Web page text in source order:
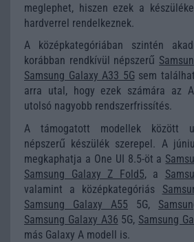
meglephet, hiszen ezek a
hardverrel rendelkeznek.
A középkategóriában szintén
korábban rendkívül népszerű
Samsung Galaxy A33 5G sem
arra utal, hogy ezek számára az
utolsó nagyobb rendszerfrissítés.
A támogatott modellek között
népszerű készülék szerepel. A
megkaphatja a One UI 8.5-öt a
Samsung Galaxy Z Fold5, a
valamint a középkategóriás
Samsung Galaxy A55 5G,
Samsung Galaxy A36 5G, Samsung
más Galaxy A modell is.